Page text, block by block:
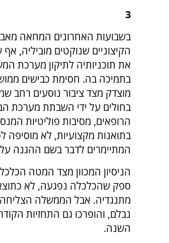
3
בשבועות האחרונים המחאה
הקיצוניים שנוקטים מוביליה,
את תוכניותיה לתיקון מערכת
בתמיכה בה. חסימת כבישים
מוצדק מצד ציבור נוסעים רחב
בחולים על ידי השבתת מערכת
הרופאים, מסיבות פוליטיות
בתואנות מקצועיות, לא מוסיפה
המתיימרים לדבר בשם ההגנה על
הניסיון המכוון מצד המטה
ספק שהכלכלה נפגעה, לא
מתנגדיה. אבל הממשלה הצליחה
נבלם, והופרכו גם התחזיות
השנה.